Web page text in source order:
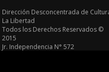
Dirección Desconcentrada de
La Libertad
Todos los Derechos Reservados ©
2015
Jr. Independencia N° 572